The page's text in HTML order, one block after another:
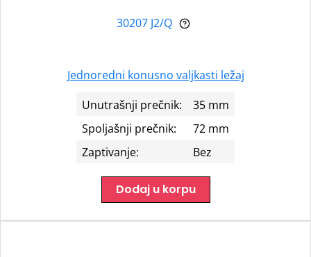
30207 J2/Q
Jednoredni konusno valjkasti ležaj
Unutrašnji prečnik:
35 mm
Spoljašnji prečnik:
72 mm
Zaptivanje:
Bez
Dodaj u korpu